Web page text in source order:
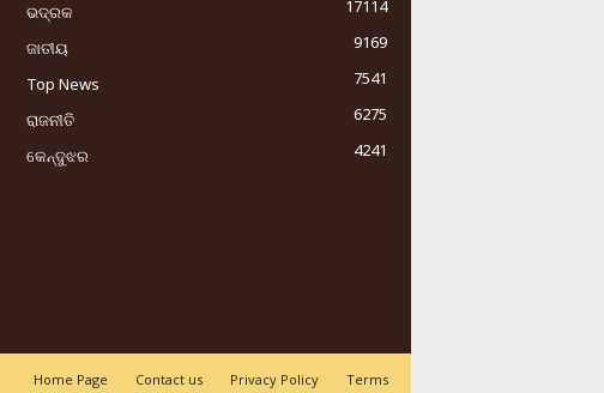
ଭଦ୍ରକ
17114
ଜାତୀୟ
9169
Top News
7541
ରାଜନୀତି
6275
କେନ୍ଦୁଝର
4241
Home Page Contact us Privacy Policy Terms